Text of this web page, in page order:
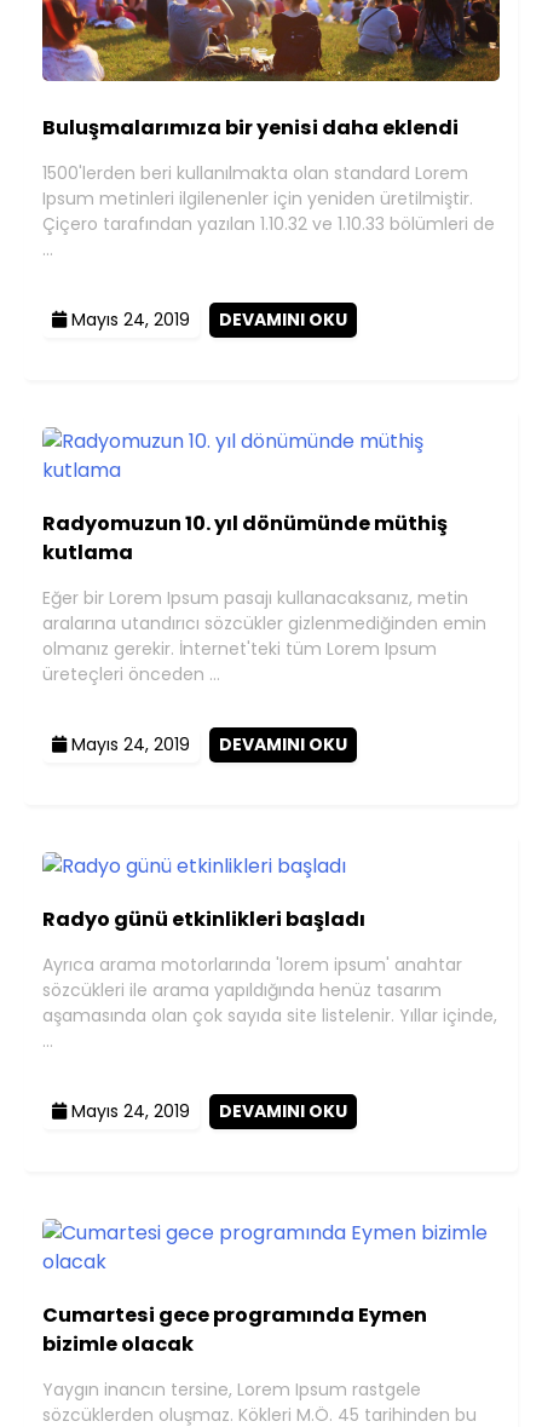
Buluşmalarımıza bir yenisi daha eklendi
1500'lerden beri kullanılmakta olan standard Lorem
Ipsum metinleri ilgilenenler için yeniden üretilmiştir.
Çiçero tarafından yazılan 1.10.32 ve 1.10.33 bölümleri de
…
Mayıs 24, 2019 DEVAMINI OKU
Radyomuzun 10. yıl dönümünde müthiş
kutlama
Eğer bir Lorem Ipsum pasajı kullanacaksanız, metin
aralarına utandırıcı sözcükler gizlenmediğinden emin
olmanız gerekir. İnternet'teki tüm Lorem Ipsum
üreteçleri önceden …
Mayıs 24, 2019 DEVAMINI OKU
Radyo günü etkinlikleri başladı
Ayrıca arama motorlarında 'lorem ipsum' anahtar
sözcükleri ile arama yapıldığında henüz tasarım
aşamasında olan çok sayıda site listelenir. Yıllar içinde,
…
Mayıs 24, 2019 DEVAMINI OKU
Cumartesi gece programında Eymen
bizimle olacak
Yaygın inancın tersine, Lorem Ipsum rastgele
sözcüklerden oluşmaz. Kökleri M.Ö. 45 tarihinden bu